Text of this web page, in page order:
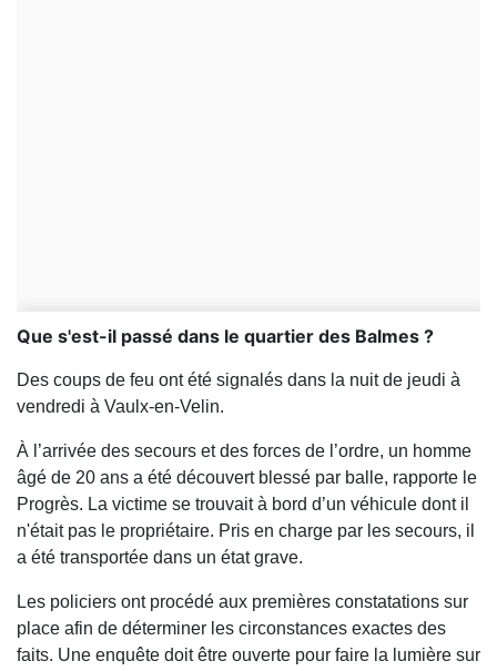
Que s'est-il passé dans le quartier des Balmes ?
Des coups de feu ont été signalés dans la nuit de jeudi à
vendredi à Vaulx-en-Velin.
À l’arrivée des secours et des forces de l’ordre, un homme
âgé de 20 ans a été découvert blessé par balle, rapporte le
Progrès. La victime se trouvait à bord d’un véhicule dont il
n'était pas le propriétaire. Pris en charge par les secours, il
a été transportée dans un état grave.
Les policiers ont procédé aux premières constatations sur
place afin de déterminer les circonstances exactes des
faits. Une enquête doit être ouverte pour faire la lumière sur